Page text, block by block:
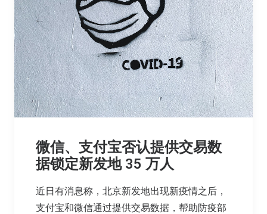
微信、支付宝否认提供交易数
据锁定新发地 35 万人
近日有消息称，北京新发地出现新疫情之后，
支付宝和微信通过提供交易数据，帮助防疫部